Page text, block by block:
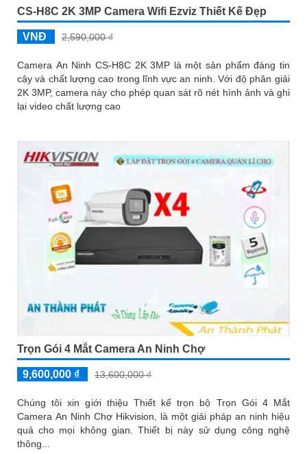
CS-H8C 2K 3MP Camera Wifi Ezviz Thiết Kế Đẹp
VNĐ 2,590,000 ₫
Camera An Ninh CS-H8C 2K 3MP là một sản phẩm đáng tin
cậy và chất lượng cao trong lĩnh vực an ninh. Với độ phân giải
2K 3MP, camera này cho phép quan sát rõ nét hình ảnh và ghi
lại video chất lượng cao
Trọn Gói 4 Mắt Camera An Ninh Chợ
9,600,000 ₫ 13,600,000 ₫
Chúng tôi xin giới thiệu Thiết kế trọn bộ Trọn Gói 4 Mắt
Camera An Ninh Chợ Hikvision, là một giải pháp an ninh hiệu
quả cho mọi không gian. Thiết bị này sử dụng công nghệ
thông...